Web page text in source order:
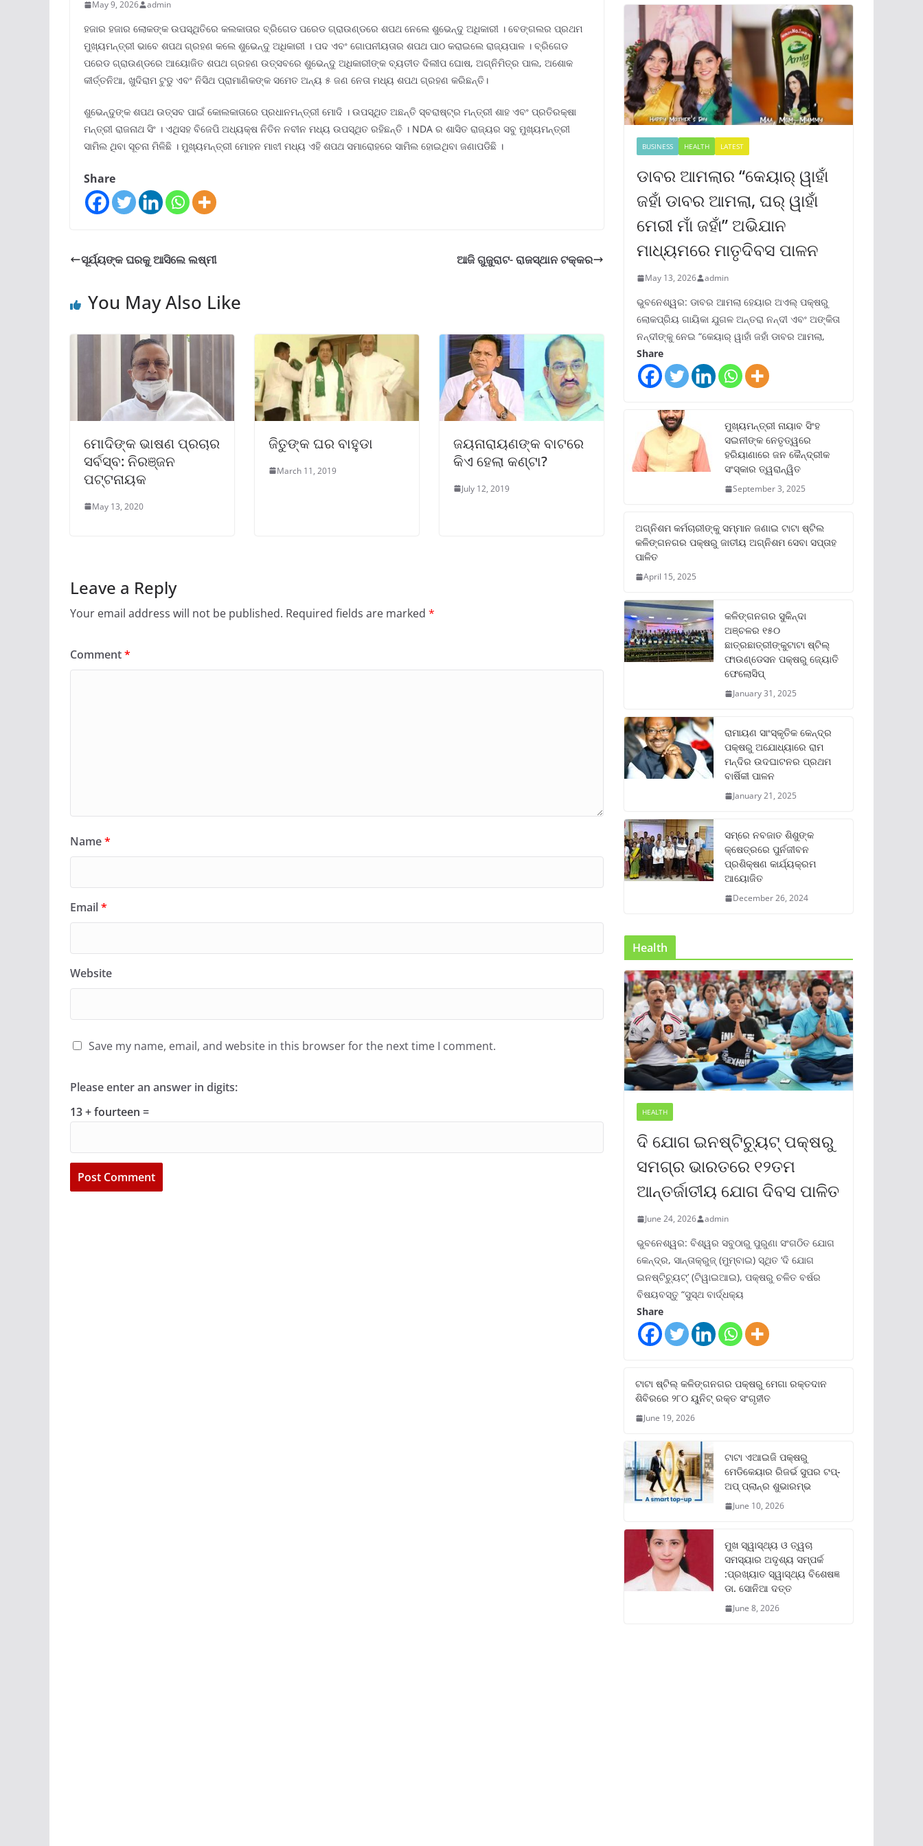
May 9, 2026 admin
ହଜାର ହଜାର ଲୋକଙ୍କ ଉପସ୍ଥିତିରେ କଲକାତାର ବ୍ରିଗେଡ ପରେଡ ଗ୍ରାଉଣ୍ଡରେ ଶପଥ ନେଲେ ଶୁଭେନ୍ଦୁ ଅଧିକାରୀ । ବେଙ୍ଗଲର ପ୍ରଥମ
ମୁଖ୍ୟମନ୍ତ୍ରୀ ଭାବେ ଶପଥ ଗ୍ରହଣ କଲେ ଶୁଭେନ୍ଦୁ ଅଧିକାରୀ । ପଦ ଏବଂ ଗୋପନୀୟତାର ଶପଥ ପାଠ କରାଇଲେ ରାଜ୍ୟପାଳ । ବ୍ରିଗେଡ
ପରେଡ ଗ୍ରାଉଣ୍ଡରେ ଆୟୋଜିତ ଶପଥ ଗ୍ରହଣ ଉତ୍ସବରେ ଶୁଭେନ୍ଦୁ ଅଧିକାରୀଙ୍କ ବ୍ୟତୀତ ଦିଲୀପ ଘୋଷ, ଅଗ୍ନିମିତ୍ର ପାଲ, ଅଶୋକ
କୀର୍ତ୍ତନିଆ, ଖୁଦିରାମ ଟୁଡୁ ଏବଂ ନିସିଥ ପ୍ରାମାଣିକଙ୍କ ସମେତ ଅନ୍ୟ ୫ ଜଣ ନେତା ମଧ୍ୟ ଶପଥ ଗ୍ରହଣ କରିଛନ୍ତି।
ଶୁଭେନ୍ଦୁଙ୍କ ଶପଥ ଉତ୍ସବ ପାଇଁ କୋଲକାତାରେ ପ୍ରଧାନମନ୍ତ୍ରୀ ମୋଦି । ଉପସ୍ଥିତ ଅଛନ୍ତି ସ୍ବରାଷ୍ଟ୍ର ମନ୍ତ୍ରୀ ଶାହ ଏବଂ ପ୍ରତିରକ୍ଷା
ମନ୍ତ୍ରୀ ରାଜନାଥ ସିଂ । ଏଥିସହ ବିଜେପି ଅଧ୍ୟକ୍ଷ ନିତିନ ନବୀନ ମଧ୍ୟ ଉପସ୍ଥିତ ରହିଛନ୍ତି । NDA ର ଶାସିତ ରାଜ୍ୟର ସବୁ ମୁଖ୍ୟମନ୍ତ୍ରୀ
ସାମିଲ ଥିବା ସୂଚନା ମିଳିଛି । ମୁଖ୍ୟମନ୍ତ୍ରୀ ମୋହନ ମାଝୀ ମଧ୍ୟ ଏହି ଶପଥ ସମାରୋହରେ ସାମିଲ ହୋଇଥିବା ଜଣାପଡିଛି ।
Share
ସୂର୍ଯ୍ୟଙ୍କ ଘରକୁ ଆସିଲେ ଲଷ୍ମୀ ଆଜି ଗୁଜୁରାଟ- ରାଜସ୍ଥାନ ଟକ୍କର
You May Also Like
ମୋଦିଙ୍କ ଭାଷଣ ପ୍ରଚାର
ସର୍ବସ୍ବ: ନିରଞ୍ଜନ
ପଟ୍ଟନାୟକ
May 13, 2020
ଜିତୁଙ୍କ ଘର ବାହୁଡା
March 11, 2019
ଜୟନାରାୟଣଙ୍କ ବାଟରେ
କିଏ ହେଲା କଣ୍ଟା?
July 12, 2019
Leave a Reply
Your email address will not be published. Required fields are marked *
Comment*
Name*
Email*
Website
Save my name, email, and website in this browser for the next time I comment.
Please enter an answer in digits:
13 + fourteen =
BUSINESS HEALTH LATEST
ଡାବର ଆମଲାର “କେୟାର୍ ୱାହାଁ
ଜହାଁ ଡାବର ଆମଲା, ଘର୍ ୱାହାଁ
ମେରୀ ମାଁ ଜହାଁ” ଅଭିଯାନ
ମାଧ୍ୟମରେ ମାତୃଦିବସ ପାଳନ
May 13, 2026 admin
ଭୁବନେଶ୍ୱର: ଡାବର ଆମଲା ହେୟାର ଅଏଲ୍ ପକ୍ଷରୁ
ଲୋକପ୍ରିୟ ଗାୟିକା ଯୁଗଳ ଅନ୍ତରା ନନ୍ଦୀ ଏବଂ ଅଙ୍କିତା
ନନ୍ଦୀଙ୍କୁ ନେଇ “କେୟାର୍ ୱାହାଁ ଜହାଁ ଡାବର ଆମଲା,
Share
ମୁଖ୍ୟମନ୍ତ୍ରୀ ନାୟାବ ସିଂହ
ସଇନୀଙ୍କ ନେତୃତ୍ୱରେ
ହରିୟାଣାରେ ଜନ କୈନ୍ଦ୍ରୀକ
ସଂସ୍କାର ତ୍ୱରାନ୍ୱିତ
September 3, 2025
ଅଗ୍ନିଶମ କର୍ମଚାରୀଙ୍କୁ ସମ୍ମାନ ଜଣାଇ ଟାଟା ଷ୍ଟିଲ
କଳିଙ୍ଗନଗର ପକ୍ଷରୁ ଜାତୀୟ ଅଗ୍ନିଶମ ସେବା ସପ୍ତାହ
ପାଳିତ
April 15, 2025
କଳିଙ୍ଗନଗର ସୁକିନ୍ଦା
ଅଞ୍ଚଳର ୧୫୦
ଛାତ୍ରଛାତ୍ରୀଙ୍କୁଟାଟା ଷ୍ଟିଲ୍
ଫାଉଣ୍ଡେସନ ପକ୍ଷରୁ ଜ୍ୟୋତି
ଫେଲୋସିପ୍‌
January 31, 2025
ରାମାୟଣ ସାଂସ୍କୃତିକ କେନ୍ଦ୍ର
ପକ୍ଷରୁ ଅଯୋଧ୍ୟାରେ ରାମ
ମନ୍ଦିର ଉଦଘାଟନର ପ୍ରଥମ
ବାର୍ଷିକୀ ପାଳନ
January 21, 2025
ସମ୍‌ରେ ନବଜାତ ଶିଶୁଙ୍କ
କ୍ଷେତ୍ରରେ ପୁର୍ନଜୀବନ
ପ୍ରଶିକ୍ଷଣ କାର୍ଯ୍ୟକ୍ରମ
ଆୟୋଜିତ
December 26, 2024
Health
HEALTH
ଦି ଯୋଗ ଇନଷ୍ଟିଚ୍ୟୁଟ୍ ପକ୍ଷରୁ
ସମଗ୍ର ଭାରତରେ ୧୨ତମ
ଆନ୍ତର୍ଜାତୀୟ ଯୋଗ ଦିବସ ପାଳିତ
June 24, 2026 admin
ଭୁବନେଶ୍ୱର: ବିଶ୍ୱର ସବୁଠାରୁ ପୁରୁଣା ସଂଗଠିତ ଯୋଗ
କେନ୍ଦ୍ର, ସାନ୍ତାକ୍ରୁଜ୍ (ମୁମ୍ବାଇ) ସ୍ଥିତ ‘ଦି ଯୋଗ
ଇନଷ୍ଟିଚ୍ୟୁଟ୍‌’ (ଟିୱାଇଆଇ), ପକ୍ଷରୁ ଚଳିତ ବର୍ଷର
ବିଷୟବସ୍ତୁ “ସୁସ୍ଥ ବାର୍ଦ୍ଧକ୍ୟ
Share
ଟାଟା ଷ୍ଟିଲ୍‌ କଳିଙ୍ଗନଗର ପକ୍ଷରୁ ମେଗା ରକ୍ତଦାନ
ଶିବିରରେ ୨୮୦ ୟୁନିଟ୍‌ ରକ୍ତ ସଂଗୃହୀତ
June 19, 2026
ଟାଟା ଏଆଇଜି ପକ୍ଷରୁ
ମେଡିକେୟାର ରିଜର୍ଭ ସୁପର ଟପ୍‌-
ଅପ୍ ପ୍ଲାନ୍‌ର ଶୁଭାରମ୍ଭ
June 10, 2026
ମୁଖ ସ୍ୱାସ୍ଥ୍ୟ ଓ ତ୍ୱଚା
ସମସ୍ୟାର ଅଦୃଶ୍ୟ ସମ୍ପର୍କ
:ପ୍ରଖ୍ୟାତ ସ୍ୱାସ୍ଥ୍ୟ ବିଶେଷଜ୍ଞ
ଡା. ସୋନିଆ ଦତ୍ତ
June 8, 2026